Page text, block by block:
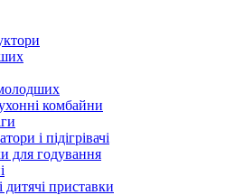
комбайни
і підігрівачі
для годування
дитячі приставки